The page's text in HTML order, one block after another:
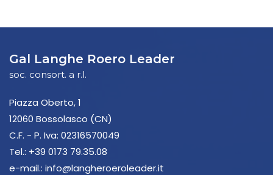
Gal Langhe Roero Leader
soc. consort. a r.l.
Piazza Oberto, 1
12060 Bossolasco (CN)
C.F. - P. Iva: 02316570049
Tel.: +39 0173 79.35.08
e-mail.: info@langheroeroleader.it